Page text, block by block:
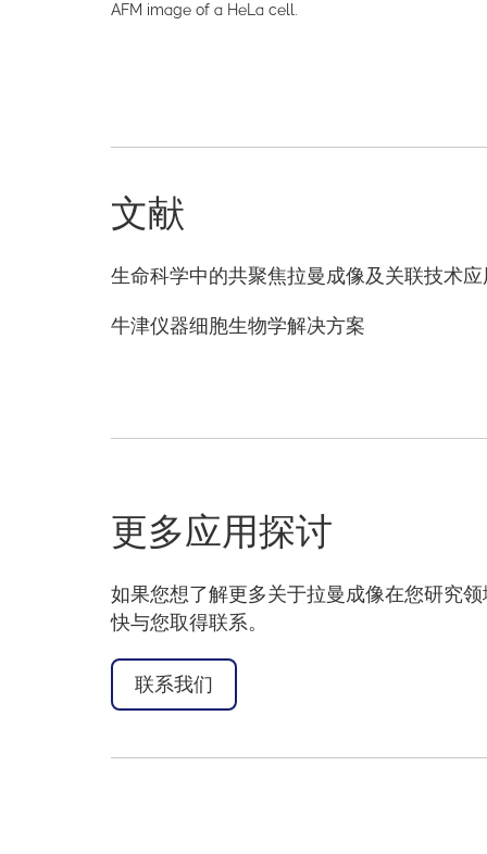
AFM image of a HeLa cell.
文献
生命科学中的共聚焦拉曼成像及关联技术
牛津仪器细胞生物学解决方案
更多应用探讨
如果您想了解更多关于拉曼成像在您研究
快与您取得联系。
联系我们